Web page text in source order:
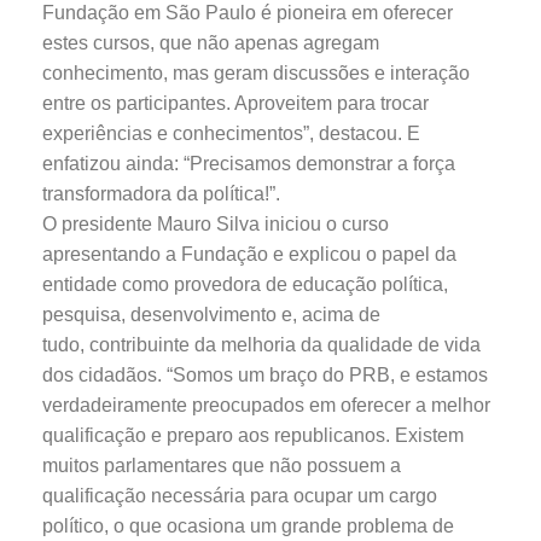
Fundação em São Paulo é pioneira em oferecer
estes cursos, que não apenas agregam
conhecimento, mas geram discussões e interação
entre os participantes. Aproveitem para trocar
experiências e conhecimentos”, destacou. E
enfatizou ainda: “Precisamos demonstrar a força
transformadora da política!”.
O presidente Mauro Silva iniciou o curso
apresentando a Fundação e explicou o papel da
entidade como provedora de educação política,
pesquisa, desenvolvimento e, acima de
tudo, contribuinte da melhoria da qualidade de vida
dos cidadãos. “Somos um braço do PRB, e estamos
verdadeiramente preocupados em oferecer a melhor
qualificação e preparo aos republicanos. Existem
muitos parlamentares que não possuem a
qualificação necessária para ocupar um cargo
político, o que ocasiona um grande problema de